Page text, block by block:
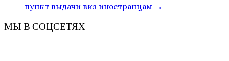
пункт выдачи виз иностранцам →
МЫ В СОЦСЕТЯХ